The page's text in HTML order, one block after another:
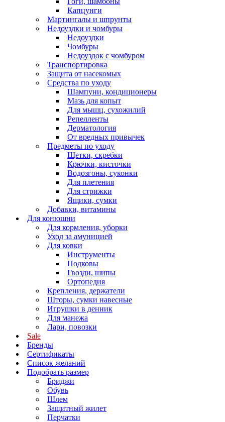
Капцунги
Мартингалы и шпрунты
Недоуздки и чомбуры
Недоуздки
Чомбуры
Недоуздок с чомбуром
Транспортировка
Защита от насекомых
Средства по уходу
Шампуни, кондиционеры
Мазь для копыт
Для мышц, сухожилий
Репелленты
Дерматология
От вредных привычек
Предметы по уходу
Щетки, скребки
Крючки, кисточки
Водозгоны, суконки
Для плетения
Для стрижки
Ящики, сумки
Добавки, витамины
Для конюшни
Для кормления, уборки
Уход за амуницией
Для ковки
Инструменты
Подковы
Гвозди, шипы
Ортопедия
Крепления, держатели
Шторы, сумки навесные
Игрушки в денник
Для манежа
Лари, повозки
Sale
Бренды
Сертификаты
Список желаний
Подобрать размер
Бриджи
Обувь
Шлем
Защитный жилет
Перчатки